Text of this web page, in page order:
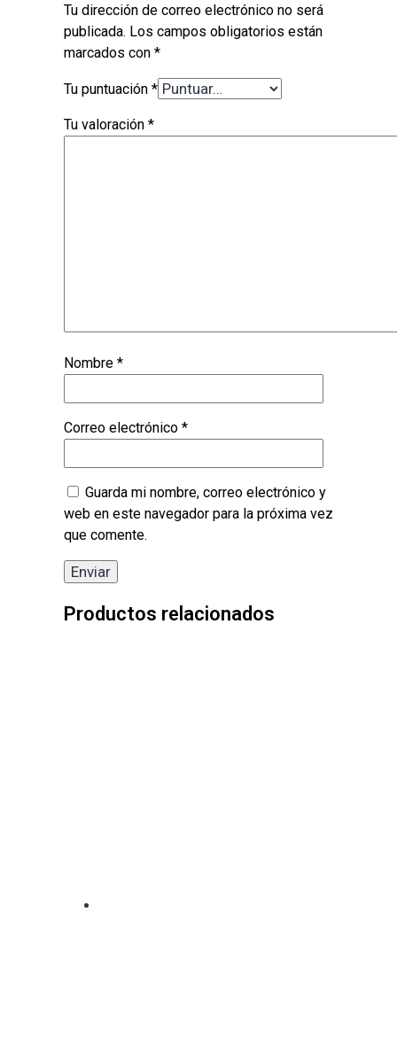
Tu dirección de correo electrónico no será
publicada. Los campos obligatorios están
marcados con *
Tu puntuación *
Tu valoración *
Nombre *
Correo electrónico *
Guarda mi nombre, correo electrónico y
web en este navegador para la próxima vez
que comente.
Productos relacionados